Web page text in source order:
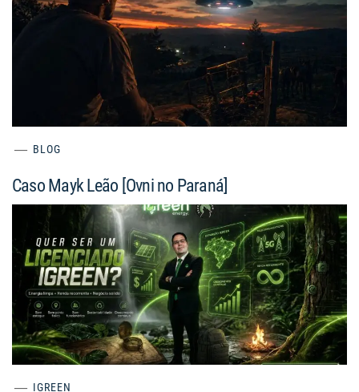
BLOG
Caso Mayk Leão [Ovni no Paraná]
IGREEN